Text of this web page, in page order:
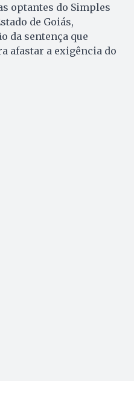
optantes do Simples
de Goiás,
da sentença que
afastar a exigência do